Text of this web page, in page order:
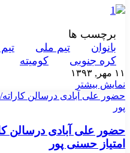
برچسب ها
بانوان
تيم ملی
کره جنوبی
کوميته
۱۱ مهر, ۱۳۹۳
نمایش بیشتر
حضور علی آبادی درسالن
پور
حضور علی آبادی درسالن
امتیاز حسنی پور